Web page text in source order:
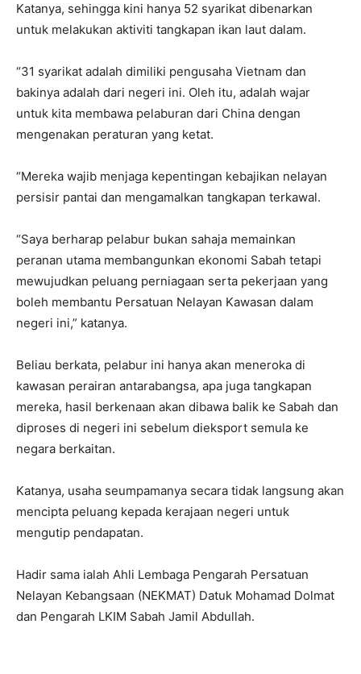
Katanya, sehingga kini hanya 52 syarikat dibenarkan
untuk melakukan aktiviti tangkapan ikan laut dalam.
“31 syarikat adalah dimiliki pengusaha Vietnam dan
bakinya adalah dari negeri ini. Oleh itu, adalah wajar
untuk kita membawa pelaburan dari China dengan
mengenakan peraturan yang ketat.
“Mereka wajib menjaga kepentingan kebajikan nelayan
persisir pantai dan mengamalkan tangkapan terkawal.
“Saya berharap pelabur bukan sahaja memainkan
peranan utama membangunkan ekonomi Sabah tetapi
mewujudkan peluang perniagaan serta pekerjaan yang
boleh membantu Persatuan Nelayan Kawasan dalam
negeri ini,” katanya.
Beliau berkata, pelabur ini hanya akan meneroka di
kawasan perairan antarabangsa, apa juga tangkapan
mereka, hasil berkenaan akan dibawa balik ke Sabah dan
diproses di negeri ini sebelum dieksport semula ke
negara berkaitan.
Katanya, usaha seumpamanya secara tidak langsung akan
mencipta peluang kepada kerajaan negeri untuk
mengutip pendapatan.
Hadir sama ialah Ahli Lembaga Pengarah Persatuan
Nelayan Kebangsaan (NEKMAT) Datuk Mohamad Dolmat
dan Pengarah LKIM Sabah Jamil Abdullah.